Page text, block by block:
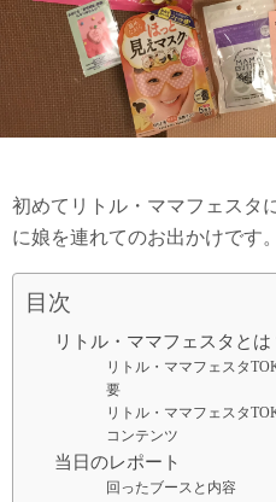
初めてリトル・ママフェスタ
に娘を連れてのお出かけです。
目次
リトル・ママフェスタとは
リトル・ママフェスタ
要
リトル・ママフェスタ
コンテンツ
当日のレポート
回ったブースと内容